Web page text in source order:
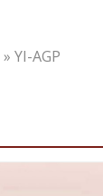
» YI-AGP